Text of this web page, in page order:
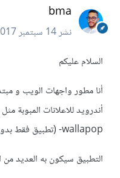
bma
نشر14 سبتمبر 2017
السلام عليكم
أنا مطور واجهات الويب و
wallapop- (تطبيق فقط بدون موقع).
التطبيق سيكون به العديد من